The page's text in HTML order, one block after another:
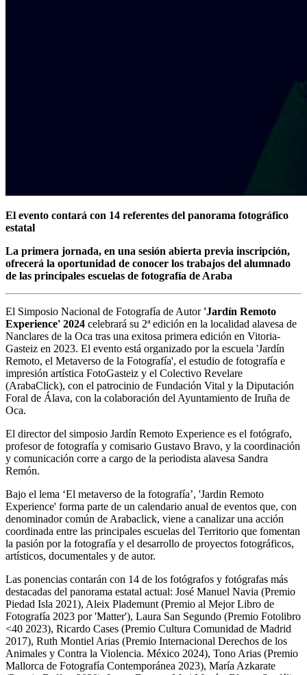
El evento contará con 14 referentes del panorama fotográfico
estatal
La primera jornada, en una sesión abierta previa inscripción,
ofrecerá la oportunidad de conocer los trabajos del alumnado
de las principales escuelas de fotografía de Araba
El Simposio Nacional de Fotografía de Autor'Jardín Remoto
Experience' 2024 celebrará su 2ª edición en la localidad alavesa de
Nanclares de la Oca tras una exitosa primera edición en Vitoria-
Gasteiz en 2023. El evento está organizado por la escuela 'Jardín
Remoto, el Metaverso de la Fotografía', el estudio de fotografía e
impresión artística FotoGasteiz y el Colectivo Revelare
(ArabaClick), con el patrocinio de Fundación Vital y la Diputación
Foral de Álava, con la colaboración del Ayuntamiento de Iruña de
Oca.
El director del simposio Jardín Remoto Experience es el fotógrafo,
profesor de fotografía y comisario Gustavo Bravo, y la coordinación
y comunicación corre a cargo de la periodista alavesa Sandra
Remón.
Bajo el lema ‘El metaverso de la fotografía’, 'Jardin Remoto
Experience' forma parte de un calendario anual de eventos que, con
denominador común de Arabaclick, viene a canalizar una acción
coordinada entre las principales escuelas del Territorio que fomentan
la pasión por la fotografía y el desarrollo de proyectos fotográficos,
artísticos, documentales y de autor.
Las ponencias contarán con 14 de los fotógrafos y fotógrafas más
destacadas del panorama estatal actual: José Manuel Navia (Premio
Piedad Isla 2021), Aleix Plademunt (Premio al Mejor Libro de
Fotografía 2023 por 'Matter'), Laura San Segundo (Premio Fotolibro
<40 2023), Ricardo Cases (Premio Cultura Comunidad de Madrid
2017), Ruth Montiel Arias (Premio Internacional Derechos de los
Animales y Contra la Violencia. México 2024), Tono Arias (Premio
Mallorca de Fotografía Contemporánea 2023), María Azkarate